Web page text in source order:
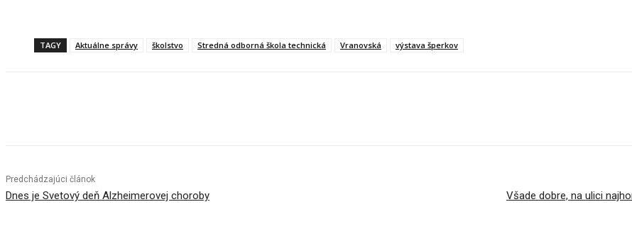
TAGY Aktuálne správy školstvo Stredná odborná škola technická Vranovská výstava šperkov
Predchádzajúci článok
Dnes je Svetový deň Alzheimerovej choroby Všade dobre, na ulici